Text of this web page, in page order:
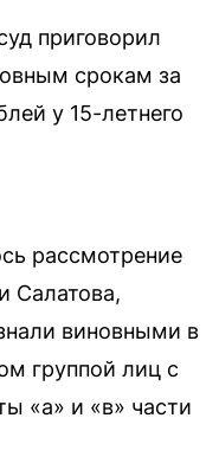
приговорил
срокам за
у 15-летнего
рассмотрение
Салатова,
виновными в
группой лиц с
«а» и «в» части